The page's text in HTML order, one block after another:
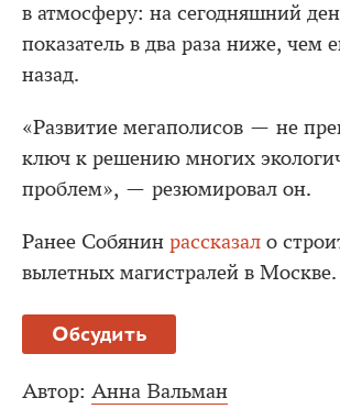
в атмосферу: на сегодняшний
показатель в два раза ниже, чем
назад.
«Развитие мегаполисов — не
ключ к решению многих
проблем», — резюмировал он.
Ранее Собянин рассказал о
вылетных магистралей в Москве.
Обсудить
Автор: Анна Вальман